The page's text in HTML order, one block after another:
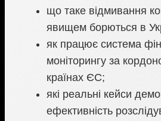
що таке відмивання
явищем борються в
як працює система
моніторингу за
країнах ЄС;
які реальні кейси
ефективність